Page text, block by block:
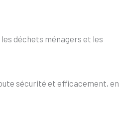
déchets ménagers et les
sécurité et efficacement, en